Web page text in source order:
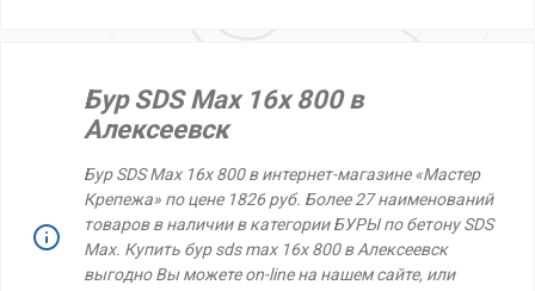
Бур SDS Max 16х 800 в
Алексеевск
Бур SDS Max 16х 800 в интернет-магазине «Мастер
Крепежа» по цене 1826 руб. Более 27 наименований
товаров в наличии в категории БУРЫ по бетону SDS
Max. Купить бур sds max 16х 800 в Алексеевск
выгодно Вы можете on-line на нашем сайте, или